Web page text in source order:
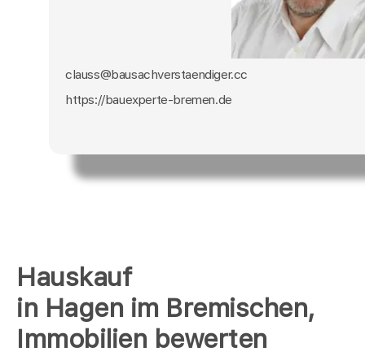
Hauskauf
in Hagen im Bremischen,
Immobilien bewerten
clauss@bausachverstaendiger.cc
https://bauexperte-bremen.de